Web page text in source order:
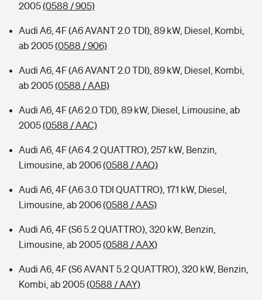
2005(0588 / 905)
Audi A6, 4F (A6 AVANT 2.0 TDI), 89 kW, Diesel, Kombi,
ab 2005(0588 / 906)
Audi A6, 4F (A6 AVANT 2.0 TDI), 89 kW, Diesel, Kombi,
ab 2005(0588 / AAB)
Audi A6, 4F (A6 2.0 TDI), 89 kW, Diesel, Limousine, ab
2005(0588 / AAC)
Audi A6, 4F (A6 4.2 QUATTRO), 257 kW, Benzin,
Limousine, ab 2006(0588 / AAQ)
Audi A6, 4F (A6 3.0 TDI QUATTRO), 171 kW, Diesel,
Limousine, ab 2006(0588 / AAS)
Audi A6, 4F (S6 5.2 QUATTRO), 320 kW, Benzin,
Limousine, ab 2005(0588 / AAX)
Audi A6, 4F (S6 AVANT 5.2 QUATTRO), 320 kW, Benzin,
Kombi, ab 2005(0588 / AAY)